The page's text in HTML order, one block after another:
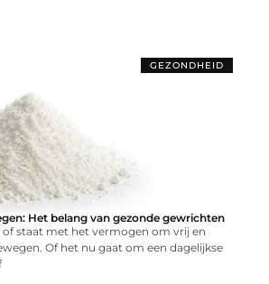
GEZONDHEID
Het belang van gezonde gewrichten
of staat met het vermogen om vrij en
Of het nu gaat om een dagelijkse